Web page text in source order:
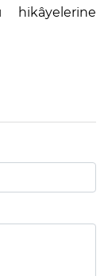
hikâyelerine